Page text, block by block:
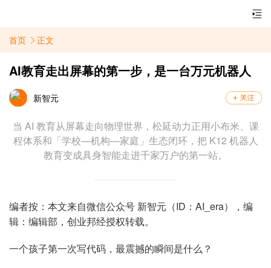
首页 正文
AI教育走出屏幕的第一步，是一台万元机器人
新智元
当 AI 教育从屏幕走向物理世界，松延动力正用小布米、课
程体系和「学校—机构—家庭」生态闭环，把 K12 机器人
教育变成具身智能走进千家万户的第一站。
编者按：本文来自微信公众号 新智元（ID：AI_era），编
辑：编辑部，创业邦经授权转载。
一个孩子第一次写代码，最震撼的瞬间是什么？